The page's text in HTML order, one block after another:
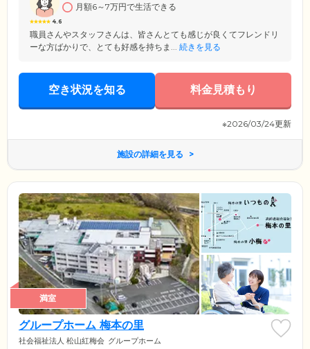
4.6
月額6～7万円で生活できる
職員さんやスタッフさんは、皆さんとても感じが良くてフレンドリ
ーな方ばかりで、とても好感を持ちま... 続きを見る
空き状況を知る 料金見積もり
※2026/03/24更新
施設の詳細を見る
満室
グループホーム 梅本の里
社会福祉法人 松山紅梅会 グループホーム